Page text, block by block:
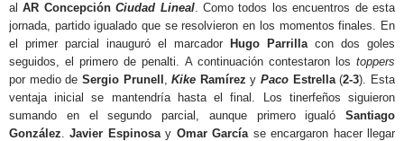
alAR ConcepciónCiudad Lineal. Como todos los encuentros de esta
jornada, partido igualado que se resolvieron en los momentos finales. En
el primer parcial inauguró el marcador
Hugo Parrillacon dos goles
seguidos, el primero de penalti. A continuación contestaron los toppers
por medio de Sergio Prunell ,Kike Ramírez yPaco Estrella(2-3). Esta
ventaja inicial se mantendría hasta el final. Los tinerfeños siguieron
sumando en el segundo parcial, aunque primero igualó Santiago
González.Javier Espinosay Omar Garcíase encargaron hacer llegar